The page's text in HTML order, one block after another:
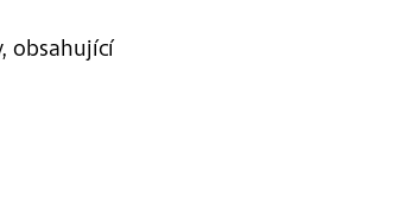
obsahující